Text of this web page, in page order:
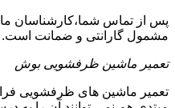
پس از تماس شما،کارشناسان
مشمول گارانتی و ضمانت است.
تعمیر ماشین ظرفشویی بوش
تعمیر ماشین های ظرفشویی